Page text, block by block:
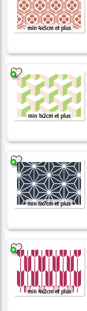
min 4x5cm et plus
min 1x2cm et plus
min 6x7cm et plus
min 4x2cm et plus